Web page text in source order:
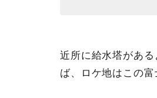
近所に給水塔があ
ば、ロケ地はこの富